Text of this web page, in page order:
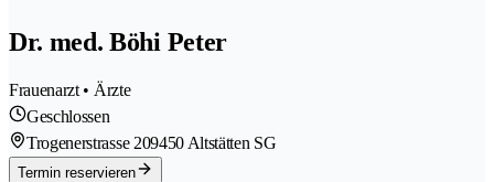
Dr. med. Böhi Peter
Frauenarzt • Ärzte
Geschlossen
Trogenerstrasse 209450 Altstätten SG
Termin reservieren